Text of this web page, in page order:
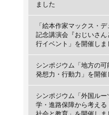
ました
「絵本作家マックス・
記念講演会『おじいさん
行イベント」を開催しま
シンポジウム「地方の
発想力・行動力」を開催
シンポジウム「外国ルー
学・進路保障から考え